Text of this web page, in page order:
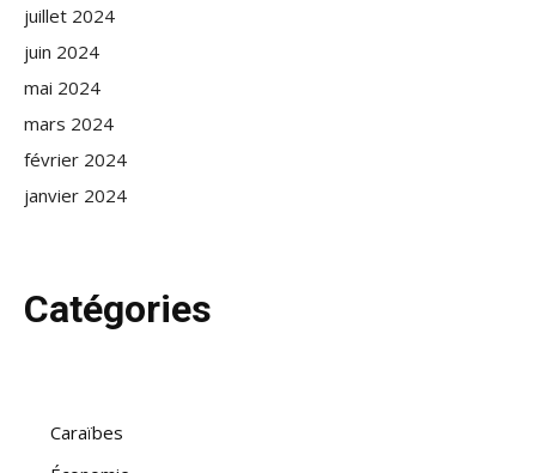
juillet 2024
juin 2024
mai 2024
mars 2024
février 2024
janvier 2024
Catégories
Caraïbes